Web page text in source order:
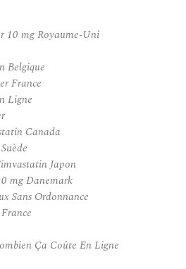
10 mg Royaume-Uni
Belgique
France
Ligne
Canada
Japon
mg Danemark
Sans Ordonnance
Ça Coûte En Ligne